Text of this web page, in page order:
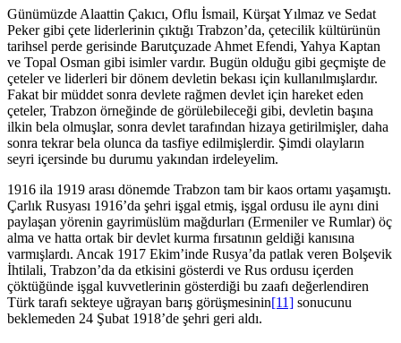
Günümüzde Alaattin Çakıcı, Oflu İsmail, Kürşat Yılmaz ve Sedat
Peker gibi çete liderlerinin çıktığı Trabzon’da, çetecilik kültürünün
tarihsel perde gerisinde Barutçuzade Ahmet Efendi, Yahya Kaptan
ve Topal Osman gibi isimler vardır. Bugün olduğu gibi geçmişte de
çeteler ve liderleri bir dönem devletin bekası için kullanılmışlardır.
Fakat bir müddet sonra devlete rağmen devlet için hareket eden
çeteler, Trabzon örneğinde de görülebileceği gibi, devletin başına
ilkin bela olmuşlar, sonra devlet tarafından hizaya getirilmişler, daha
sonra tekrar bela olunca da tasfiye edilmişlerdir. Şimdi olayların
seyri içersinde bu durumu yakından irdeleyelim.
1916 ila 1919 arası dönemde Trabzon tam bir kaos ortamı yaşamıştı.
Çarlık Rusyası 1916’da şehri işgal etmiş, işgal ordusu ile aynı dini
paylaşan yörenin gayrimüslüm mağdurları (Ermeniler ve Rumlar) öç
alma ve hatta ortak bir devlet kurma fırsatının geldiği kanısına
varmışlardı. Ancak 1917 Ekim’inde Rusya’da patlak veren Bolşevik
İhtilali, Trabzon’da da etkisini gösterdi ve Rus ordusu içerden
çöktüğünde işgal kuvvetlerinin gösterdiği bu zaafı değerlendiren
Türk tarafı sekteye uğrayan barış görüşmesinin[11] sonucunu
beklemeden 24 Şubat 1918’de şehri geri aldı.